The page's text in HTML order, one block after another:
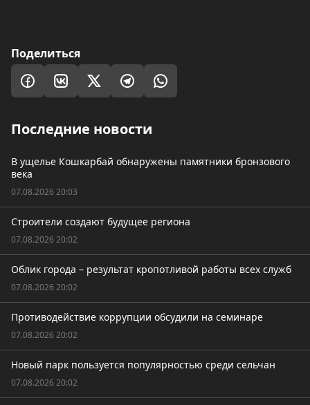
Поделиться
Последние новости
В ущелье Кошкарбай обнаружены памятники бронзового
века
07.08.2026 20:03
Строители создают будущее региона
07.08.2026 20:02
Облик города – результат кропотливой работы всех служб
07.08.2026 20:02
Противодействие коррупции обсудили на семинаре
07.08.2026 20:02
Новый парк пользуется популярностью среди сельчан
07.08.2026 20:02